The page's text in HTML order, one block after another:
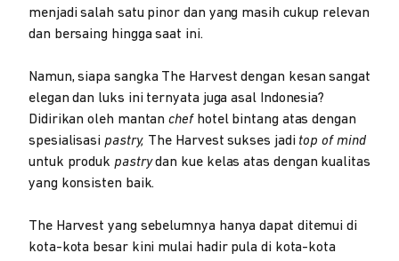
menjadi salah satu pinor dan yang masih cukup relevan
dan bersaing hingga saat ini.
Namun, siapa sangka The Harvest dengan kesan sangat
elegan dan luks ini ternyata juga asal Indonesia?
Didirikan oleh mantanchef hotel bintang atas dengan
spesialisasi pastry, The Harvest sukses jadi top of mind
untuk produk pastrydan kue kelas atas dengan kualitas
yang konsisten baik.
The Harvest yang sebelumnya hanya dapat ditemui di
kota-kota besar kini mulai hadir pula di kota-kota